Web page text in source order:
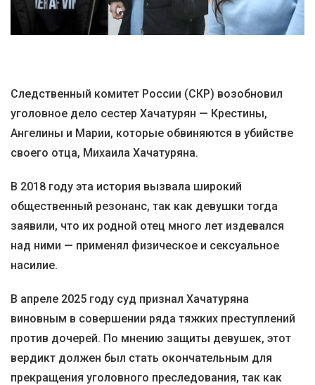
Следственный комитет России (СКР) возобновил
уголовное дело сестер Хачатурян — Крестины,
Ангелины и Марии, которые обвиняются в убийстве
своего отца, Михаила Хачатуряна.
В 2018 году эта история вызвала широкий
общественный резонанс, так как девушки тогда
заявили, что их родной отец много лет издевался
над ними — применял физическое и сексуальное
насилие.
В апреле 2025 году суд признал Хачатуряна
виновным в совершении ряда тяжких преступлений
против дочерей. По мнению защиты девушек, этот
вердикт должен был стать окончательным для
прекращения уголовного преследования, так как